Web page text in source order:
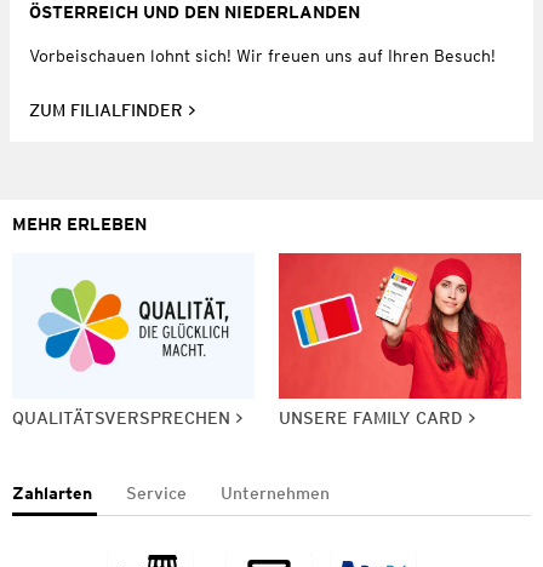
ÖSTERREICH UND DEN NIEDERLANDEN
Vorbeischauen lohnt sich! Wir freuen uns auf Ihren Besuch!
ZUM FILIALFINDER
MEHR ERLEBEN
QUALITÄTSVERSPRECHEN UNSERE FAMILY CARD
Zahlarten Service Unternehmen